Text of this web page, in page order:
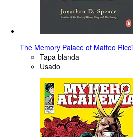
The Memory Palace of Matteo Ricci
Tapa blanda
Usado